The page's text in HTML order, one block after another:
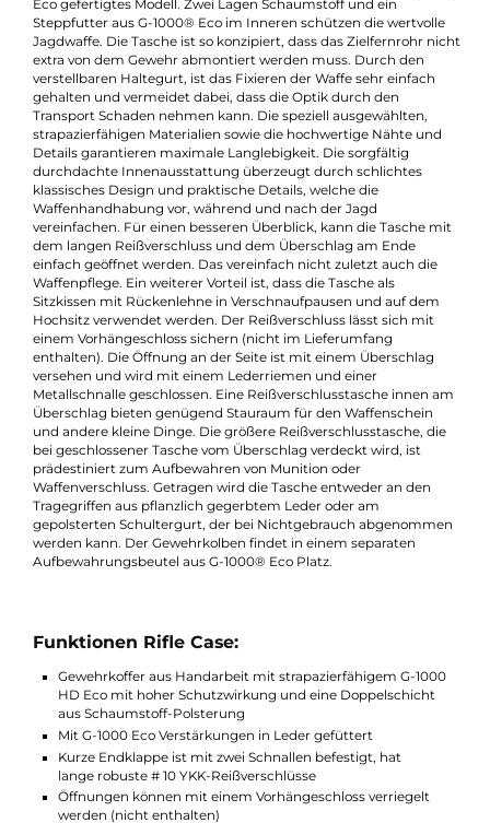
Beschreibung
Das neue Rifle Case von Fjällräven ist eine robuste, gut
schützende Flintentasche mit zwei Öffnungen, die den
Transport der Jagdwaffe vereinfacht. Das aus der Forest-Serie
stammende ist ein aus wasserabweisendem G-1000® Heavy
Eco gefertigtes Modell. Zwei Lagen Schaumstoff und ein
Steppfutter aus G-1000® Eco im Inneren schützen die
Jagdwaffe. Die Tasche ist so konzipiert, dass das Zielfernrohr
extra von dem Gewehr abmontiert werden muss. Durch den
verstellbaren Haltegurt, ist das Fixieren der Waffe sehr einfach
gehalten und vermeidet dabei, dass die Optik durch den
Transport Schaden nehmen kann. Die speziell ausgewählten,
strapazierfähigen Materialien sowie die hochwertige Nähte und
Details garantieren maximale Langlebigkeit. Die sorgfältig
durchdachte Innenausstattung überzeugt durch schlichtes
klassisches Design und praktische Details, welche die
Waffenhandhabung vor, während und nach der Jagd
vereinfachen. Für einen besseren Überblick, kann die Tasche
dem langen Reißverschluss und dem Überschlag am Ende
einfach geöffnet werden. Das vereinfach nicht zuletzt auch die
Waffenpflege. Ein weiterer Vorteil ist, dass die Tasche als
Sitzkissen mit Rückenlehne in Verschnaufpausen und auf dem
Hochsitz verwendet werden. Der Reißverschluss lässt sich mit
einem Vorhängeschloss sichern (nicht im Lieferumfang
enthalten). Die Öffnung an der Seite ist mit einem Überschlag
versehen und wird mit einem Lederriemen und einer
Metallschnalle geschlossen. Eine Reißverschlusstasche innen
prädestiniert zum Aufbewahren von Munition oder
Waffenverschluss. Getragen wird die Tasche entweder an den
Tragegriffen aus pflanzlich gegerbtem Leder oder am
gepolsterten Schultergurt, der bei Nichtgebrauch
werden kann. Der Gewehrkolben findet in einem separaten
Aufbewahrungsbeutel aus G-1000® Eco Platz.